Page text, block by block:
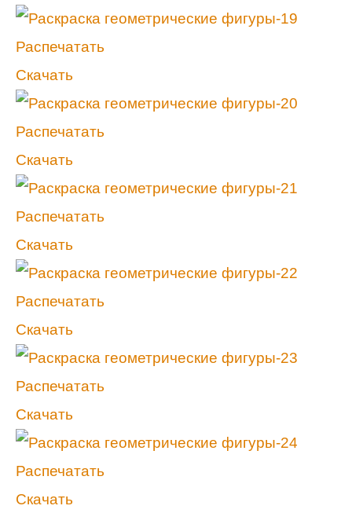
Распечатать
Скачать
Распечатать
Скачать
Распечатать
Скачать
Распечатать
Скачать
Распечатать
Скачать
Распечатать
Скачать